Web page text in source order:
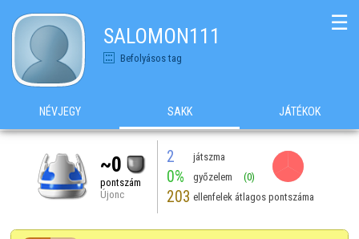
SALOMON111
Befolyásos tag
☰
NÉVJEGY SAKK JÁTÉKOK
~0
pontszám
Újonc
2 játszma
0% győzelem (0)
203 ellenfelek átlagos pontszáma